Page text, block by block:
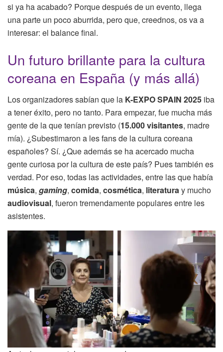
si ya ha acabado? Porque después de un evento, llega
una parte un poco aburrida, pero que, creednos, os va a
interesar: el balance final.
Un futuro brillante para la cultura
coreana en España (y más allá)
Los organizadores sabían que la K-EXPO SPAIN 2025 iba
a tener éxito, pero no tanto. Para empezar, fue mucha más
gente de la que tenían previsto (15.000 visitantes, madre
mía). ¿Subestimaron a les fans de la cultura coreana
españoles? Sí. ¿Que además se ha acercado mucha
gente curiosa por la cultura de este país? Pues también es
verdad. Por eso, todas las actividades, entre las que había
música, gaming, comida, cosmética, literaturay mucho
audiovisual, fueron tremendamente populares entre les
asistentes.